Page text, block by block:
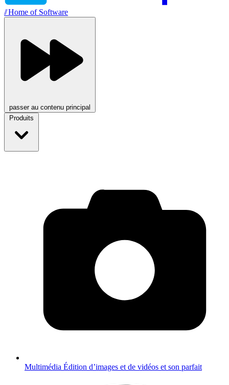
//Home of Software
passer au contenu principal
Produits
Multimédia Édition d’images et de vidéos et son parfait